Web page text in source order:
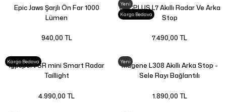
Epic Jaws Şarjlı Ön Far 1000
Lümen
940,00 TL
Yeni
Kargo Bedava
CYCPLUS L7 Akıllı Radar Ve Arka
Stop
7.490,00 TL
Kargo Bedava
Igpsport SR mini Smart Radar
Taillight
4.990,00 TL
Yeni
Magene L308 Akıllı Arka Stop -
Sele Rayı Bağlantılı
1.890,00 TL